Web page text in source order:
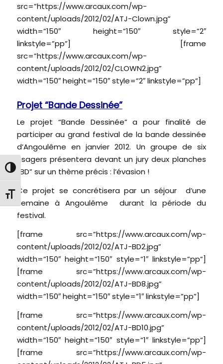
Passer en contraste élevé
Changer la taille de la police
src=”https://www.arcaux.com/wp-
content/uploads/2012/02/ATJ-Clown.jpg”
width=”150″ height=”150″ style=”2″
linkstyle=”pp”] [frame
src=”https://www.arcaux.com/wp-
content/uploads/2012/02/CLOWN2.jpg”
width=”150″ height=”150″ style=”2″ linkstyle=”pp”]
Projet “Bande Dessinée”
Le projet “Bande Dessinée” a pour finalité de
participer au grand festival de la bande dessinée
d’Angoulême en janvier 2012. Un groupe de six
usagers présentera devant un jury deux planches
“BD” sur un thème précis : l’évasion !
Ce projet se concrétisera par un séjour d’une
semaine à Angoulême durant la période du
festival.
[frame src=”https://www.arcaux.com/wp-
content/uploads/2012/02/ATJ-BD2.jpg”
width=”150″ height=”150″ style=”1″ linkstyle=”pp”]
[frame src=”https://www.arcaux.com/wp-
content/uploads/2012/02/ATJ-BD8.jpg”
width=”150″ height=”150″ style=”1″ linkstyle=”pp”]
[frame src=”https://www.arcaux.com/wp-
content/uploads/2012/02/ATJ-BD10.jpg”
width=”150″ height=”150″ style=”1″ linkstyle=”pp”]
[frame src=”https://www.arcaux.com/wp-